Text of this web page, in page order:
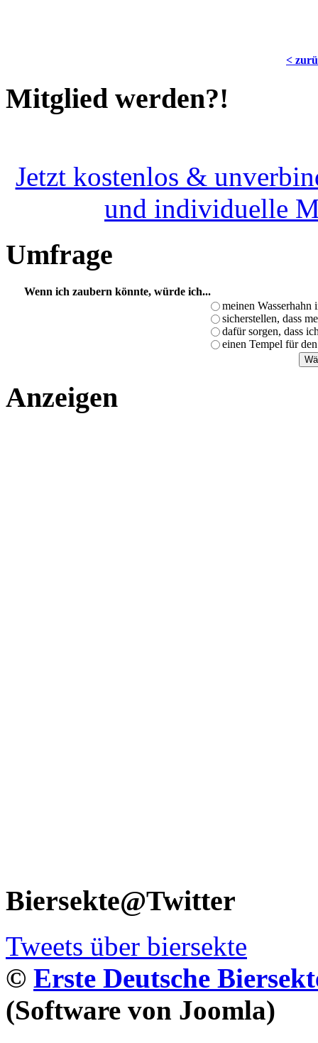
<
Mitglied werden?!
Jetzt kostenlos &
und individuelle
Umfrage
Wenn ich zaubern könnte, würde ich...
meinen
sicherstellen, dass
dafür sorgen, dass
einen Tempel für
Anzeigen
Biersekte@Twitter
Tweets über biersekte
© Erste Deutsche
(Software von Joomla)